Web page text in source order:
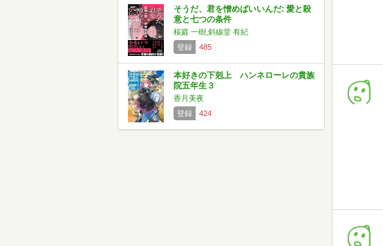
そうだ、君を憎めばいいんだ: 愛と殺
意と七つの条件
桜庭 一樹,斜線堂 有紀
登録
485
本好きの下剋上 ハンネローレの貴族
院五年生３
香月美夜
登録
424